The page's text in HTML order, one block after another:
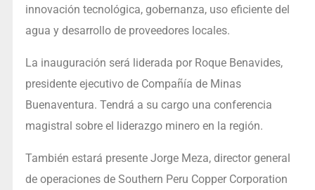
innovación tecnológica, gobernanza, uso eficiente del
agua y desarrollo de proveedores locales.
La inauguración será liderada por Roque Benavides,
presidente ejecutivo de Compañía de Minas
Buenaventura. Tendrá a su cargo una conferencia
magistral sobre el liderazgo minero en la región.
También estará presente Jorge Meza, director general
de operaciones de Southern Peru Copper Corporation